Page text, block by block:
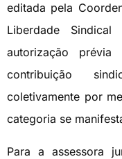
editada pela
Liberdade
autorização
contribuição
coletivamente por
categoria se
Para a assessora